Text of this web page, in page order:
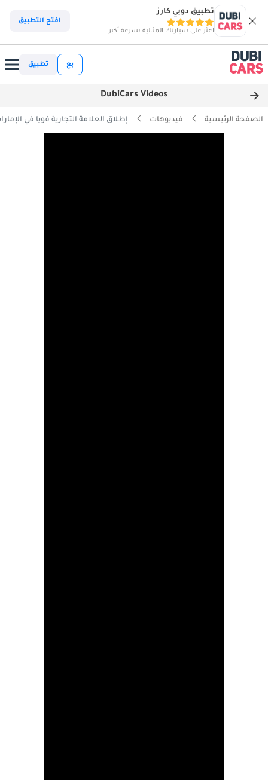
تطبيق دوبي كارز
اعثر على سيارتك المثالية بسرعة أكبر
افتح التطبيق
بع تطبيق
DubiCars Videos
الصفحة الرئيسية فيديوهات إطلاق العلامة التجارية فويا في